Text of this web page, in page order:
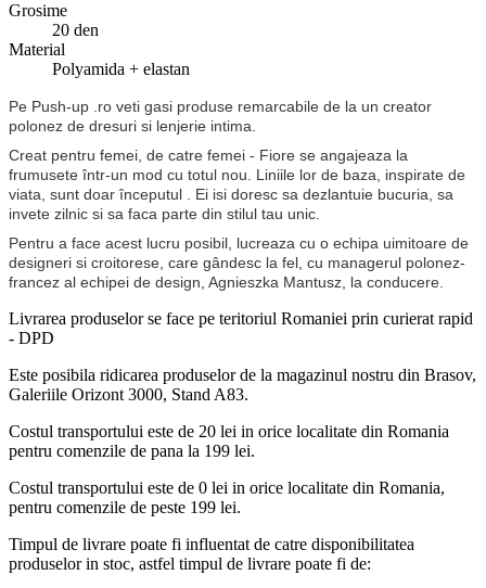
Grosime
20 den
Material
Polyamida + elastan
Pe Push-up .ro veti gasi produse remarcabile de la un creator
polonez de dresuri si lenjerie intima.
Creat pentru femei, de catre femei - Fiore se angajeaza la
frumusete într-un mod cu totul nou. Liniile lor de baza, inspirate de
viata, sunt doar începutul . Ei isi doresc sa dezlantuie bucuria, sa
invete zilnic si sa faca parte din stilul tau unic.
Pentru a face acest lucru posibil, lucreaza cu o echipa uimitoare de
designeri si croitorese, care gândesc la fel, cu managerul polonez-
francez al echipei de design, Agnieszka Mantusz, la conducere.
Livrarea produselor se face pe teritoriul Romaniei prin curierat rapid
- DPD
Este posibila ridicarea produselor de la magazinul nostru din Brasov,
Galeriile Orizont 3000, Stand A83.
Costul transportului este de 20 lei in orice localitate din Romania
pentru comenzile de pana la 199 lei.
Costul transportului este de 0 lei in orice localitate din Romania,
pentru comenzile de peste 199 lei.
Timpul de livrare poate fi influentat de catre disponibilitatea
produselor in stoc, astfel timpul de livrare poate fi de: